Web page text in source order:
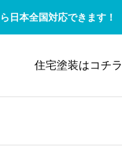
日本全国対応できます！
住宅塗装はコチラ